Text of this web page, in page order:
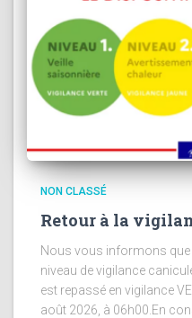
NON CLASSÉ
Retour à la
Nous vous informons que
niveau de vigilance
est repassé en vigilance
août 2026, à 06h00.En